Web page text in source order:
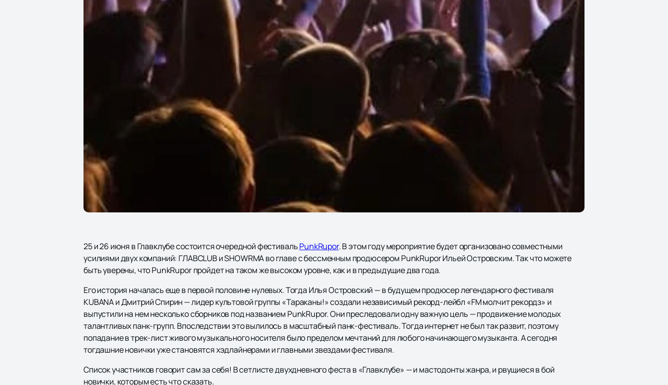
25 и 26 июня в Главклубе состоится очередной фестивальPunkRupor. В этом году мероприятие будет организовано совместными
усилиями двух компаний: ГЛАВCLUB и SHOWRMA во главе с бессменным продюсером PunkRupor Ильей Островским. Так что можете
быть уверены, что PunkRupor пройдет на таком же высоком уровне, как и в предыдущие два года.
Его история началась еще в первой половине нулевых. Тогда Илья Островский — в будущем продюсер легендарного фестиваля
KUBANA и Дмитрий Спирин — лидер культовой группы «Тараканы!» создали независимый рекорд-лейбл «FM молчит рекордз» и
выпустили на нем несколько сборников под названием PunkRupor. Они преследовали одну важную цель — продвижение молодых
талантливых панк-групп. Впоследствии это вылилось в масштабный панк-фестиваль. Тогда интернет не был так развит, поэтому
попадание в трек-лист живого музыкального носителя было пределом мечтаний для любого начинающего музыканта. А сегодня
тогдашние новички уже становятся хэдлайнерами и главными звездами фестиваля.
Список участников говорит сам за себя! В сетлисте двухдневного феста в «Главклубе» — и мастодонты жанра, и рвущиеся в бой
новички, которым есть что сказать.